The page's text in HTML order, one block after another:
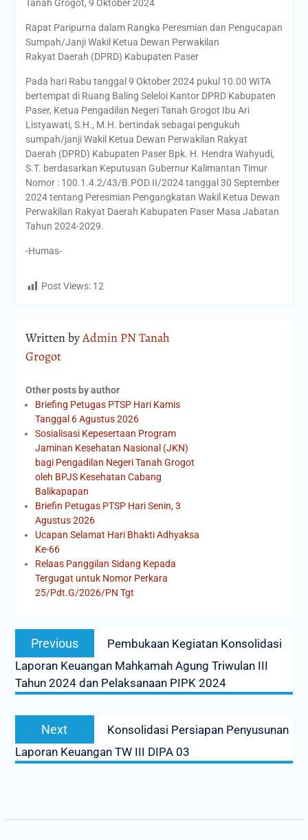
Tanah Grogot, 9 Oktober 2024
Rapat Paripurna dalam Rangka Peresmian dan Pengucapan
Sumpah/Janji Wakil Ketua Dewan Perwakilan
Rakyat Daerah (DPRD) Kabupaten Paser
Pada hari Rabu tanggal 9 Oktober 2024 pukul 10.00 WITA
bertempat di Ruang Baling Seleloi Kantor DPRD Kabupaten
Paser, Ketua Pengadilan Negeri Tanah Grogot Ibu Ari
Listyawati, S.H., M.H. bertindak sebagai pengukuh
sumpah/janji Wakil Ketua Dewan Perwakilan Rakyat
Daerah (DPRD) Kabupaten Paser Bpk. H. Hendra Wahyudi,
S.T. berdasarkan Keputusan Gubernur Kalimantan Timur
Nomor : 100.1.4.2/43/B.POD.II/2024 tanggal 30 September
2024 tentang Peresmian Pengangkatan Wakil Ketua Dewan
Perwakilan Rakyat Daerah Kabupaten Paser Masa Jabatan
Tahun 2024-2029.
-Humas-
Post Views: 12
Written byAdmin PN Tanah
Grogot
Other posts by author
Briefing Petugas PTSP Hari Kamis
Tanggal 6 Agustus 2026
Sosialisasi Kepesertaan Program
Jaminan Kesehatan Nasional (JKN)
bagi Pengadilan Negeri Tanah Grogot
oleh BPJS Kesehatan Cabang
Balikapapan
Briefin Petugas PTSP Hari Senin, 3
Agustus 2026
Ucapan Selamat Hari Bhakti Adhyaksa
Ke-66
Relaas Panggilan Sidang Kepada
Tergugat untuk Nomor Perkara
25/Pdt.G/2026/PN Tgt
Previous
Pembukaan Kegiatan Konsolidasi
Laporan Keuangan Mahkamah Agung Triwulan III
Tahun 2024 dan Pelaksanaan PIPK 2024
Next
Konsolidasi Persiapan Penyusunan
Laporan Keuangan TW III DIPA 03